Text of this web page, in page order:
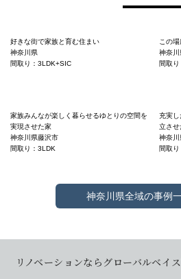
好きな街で家族と育む住まい
神奈川県
間取り：3LDK+SIC
この
神奈
間取
家族みんなが楽しく暮らせるゆとりの空間を
実現させた家
神奈川県藤沢市
間取り：3LDK
充実
立さ
神奈
間取
神奈川県全域の事例
リノベーションならグローバルベイ